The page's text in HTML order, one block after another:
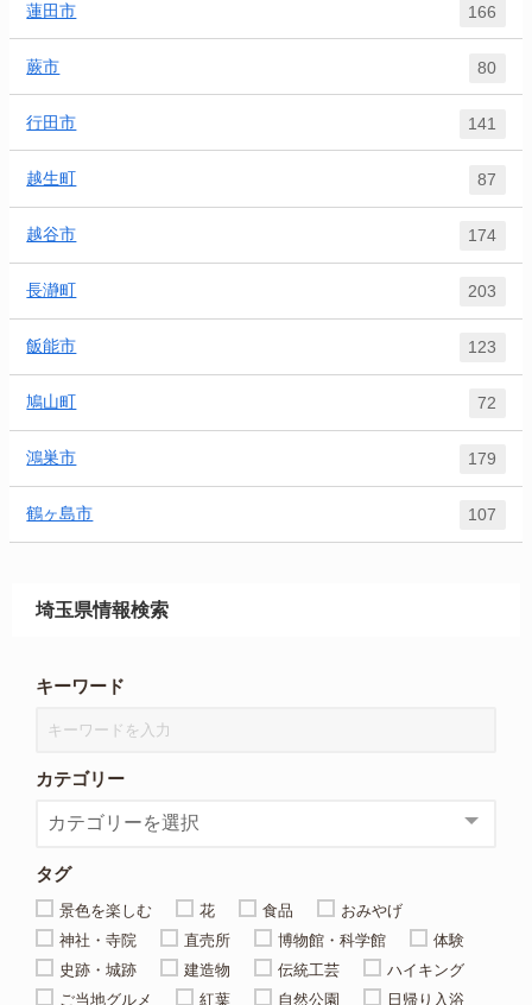
蓮田市 166
蕨市 80
行田市 141
越生町 87
越谷市 174
長瀞町 203
飯能市 123
鳩山町 72
鴻巣市 179
鶴ヶ島市 107
埼玉県情報検索
キーワード
カテゴリー
タグ
景色を楽しむ 花 食品
おみやげ
神社・寺院
直売所 博物館・科学館
体験
史跡・城跡
建造物 伝統工芸
ハイキング
ご当地グルメ
紅葉 自然公園 日帰り入浴